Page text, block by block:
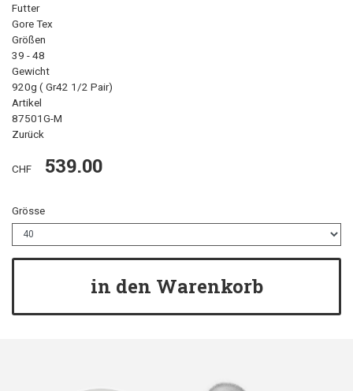
Futter
Gore Tex
Größen
39 - 48
Gewicht
920g ( Gr42 1/2 Pair)
Artikel
87501G-M
Zurück
CHF 539.00
Grösse
in den Warenkorb